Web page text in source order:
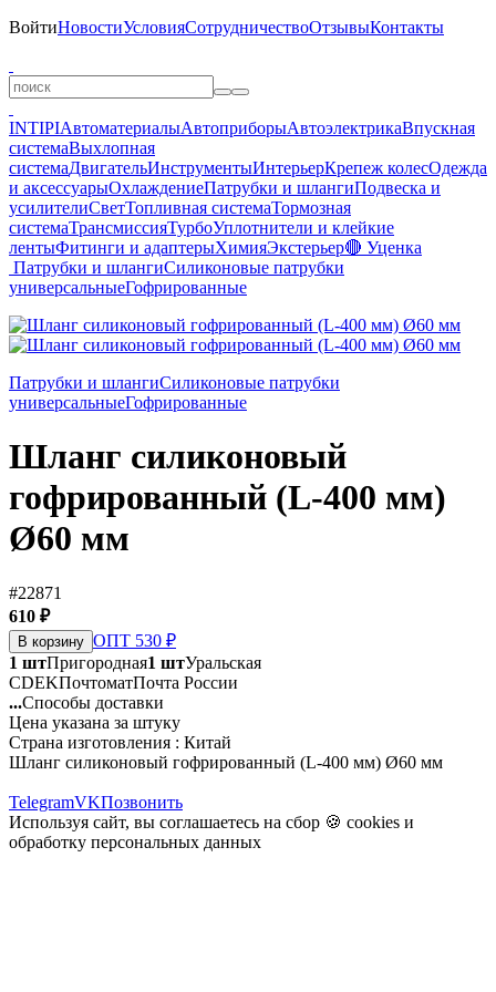
ВойтиНовостиУсловияСотрудничествоОтзывыКонтакты
INTIPIАвтоматериалыАвтоприборыАвтоэлектрикаВпускная
системаВыхлопная
системаДвигательИнструментыИнтерьерКрепеж колесОдежда
и аксессуарыОхлаждениеПатрубки и шлангиПодвеска и
усилителиСветТопливная системаТормозная
системаТрансмиссияТурбоУплотнители и клейкие
лентыФитинги и адаптерыХимияЭкстерьер🔴 Уценка
Патрубки и шлангиСиликоновые патрубки
универсальныеГофрированные
Патрубки и шлангиСиликоновые патрубки
универсальныеГофрированные
Шланг силиконовый
гофрированный (L-400 мм)
Ø60 мм
#22871
610 ₽
В корзину ОПТ 530 ₽
1 штПригородная1 штУральская
CDEKПочтоматПочта России
...Способы доставки
Цена указана за штуку
Страна изготовления : Китай
Шланг силиконовый гофрированный (L-400 мм) Ø60 мм
TelegramVKПозвонить
Используя сайт, вы соглашаетесь на сбор 🍪 cookies и
обработку персональных данных